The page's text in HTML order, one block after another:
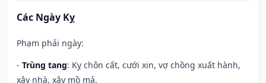
Các Ngày Kỵ
Phạm phải ngày:
- Trùng tang: Kỵ chôn cất, cưới xin, vợ chồng xuất hành,
xây nhà, xây mồ mả.